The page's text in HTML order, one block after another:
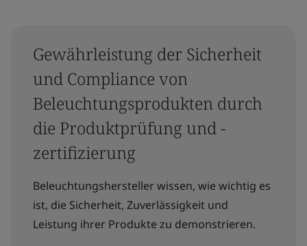
Gewährleistung der Sicherheit
und Compliance von
Beleuchtungsprodukten durch
die Produktprüfung und -
zertifizierung
Beleuchtungshersteller wissen, wie wichtig es
ist, die Sicherheit, Zuverlässigkeit und
Leistung ihrer Produkte zu demonstrieren.